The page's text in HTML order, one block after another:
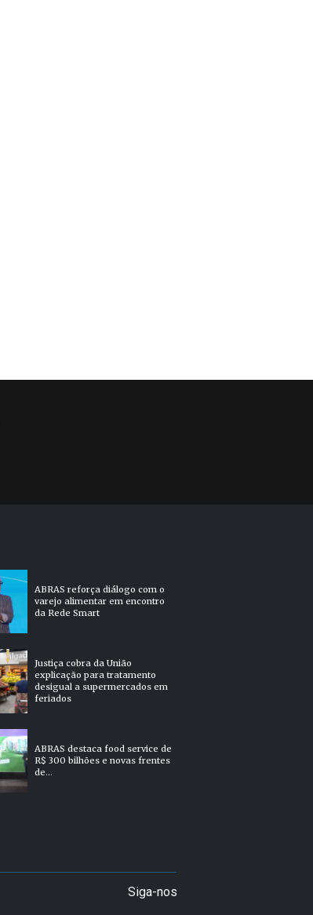
ABRAS reforça diálogo com o
varejo alimentar em encontro
da Rede Smart
Justiça cobra da União
explicação para tratamento
desigual a supermercados em
feriados
ABRAS destaca food service de
R$ 300 bilhões e novas frentes
de...
Siga-nos